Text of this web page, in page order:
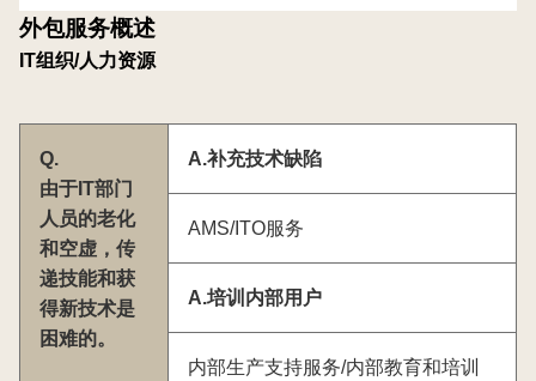
外包服务概述
IT组织/人力资源
Q.
由于IT部门
人员的老化
和空虚，传
递技能和获
得新技术是
困难的。
A.补充技术缺陷
AMS/ITO服务
A.培训内部用户
内部生产支持服务/内部教育和培训